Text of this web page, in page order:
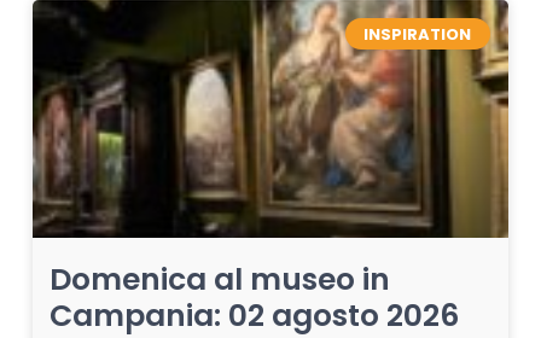
INSPIRATION
Domenica al museo in
Campania: 02 agosto 2026